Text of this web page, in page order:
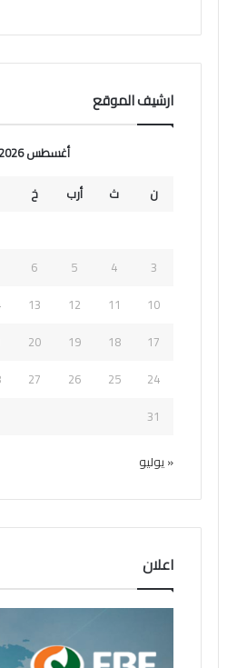
ارشيف الموقع
أغسطس 2026
ن
ث أرب خ
3
4
5
6
10
11
12
13
17
18
19
20
24
25
26
27
31
« يوليو
اعلان